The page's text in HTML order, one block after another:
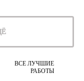
ВСЕ ЛУЧШИЕ
РАБОТЫ